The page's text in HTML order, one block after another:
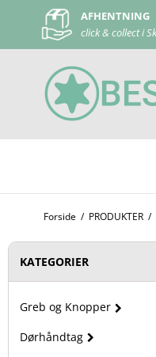
i Skovlunde
Forside / PRODUKTER /
KATEGORIER
Greb og Knopper
Dørhåndtag